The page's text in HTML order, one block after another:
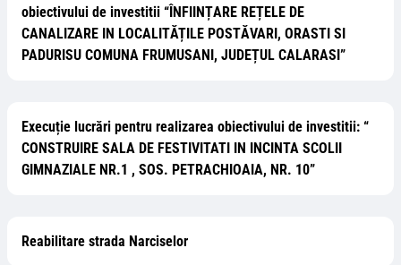
obiectivului de investitii “ÎNFIINȚARE REȚELE DE
CANALIZARE IN LOCALITĂȚILE POSTĂVARI, ORASTI SI
PADURISU COMUNA FRUMUSANI, JUDEȚUL CALARASI”
Execuție lucrări pentru realizarea obiectivului de investitii: “
CONSTRUIRE SALA DE FESTIVITATI IN INCINTA SCOLII
GIMNAZIALE NR.1 , SOS. PETRACHIOAIA, NR. 10”
Reabilitare strada Narciselor